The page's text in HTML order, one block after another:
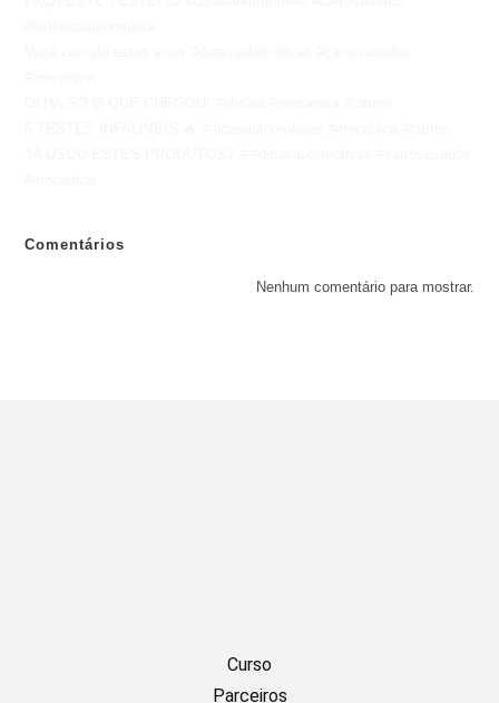
Comentários
Nenhum comentário para mostrar.
Curso
Parceiros